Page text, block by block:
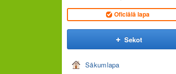
Oficiālā lapa
Sekot
Sākumlapa